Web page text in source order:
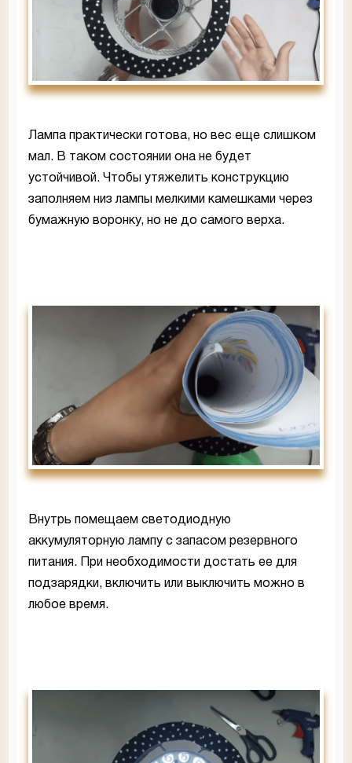
Лампа практически готова, но вес еще слишком
мал. В таком состоянии она не будет
устойчивой. Чтобы утяжелить конструкцию
заполняем низ лампы мелкими камешками через
бумажную воронку, но не до самого верха.
Внутрь помещаем светодиодную
аккумуляторную лампу с запасом резервного
питания. При необходимости достать ее для
подзарядки, включить или выключить можно в
любое время.